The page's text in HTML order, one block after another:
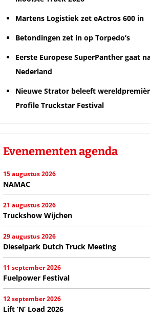
Martens Logistiek zet eActros 600 in
Betondingen zet in op Torpedo’s
Eerste Europese SuperPanther gaat
Nederland
Nieuwe Strator beleeft
Profile Truckstar Festival
Evenementen agenda
15 augustus 2026
NAMAC
21 augustus 2026
Truckshow Wijchen
29 augustus 2026
Dieselpark Dutch Truck Meeting
11 september 2026
Fuelpower Festival
12 september 2026
Lift ‘N’ Load 2026